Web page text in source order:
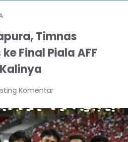
Timnas
Final Piala AFF
Komentar